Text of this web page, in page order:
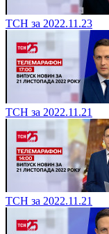
ТСН за 2022.11.23
ТСН за 2022.11.21
ТСН за 2022.11.21